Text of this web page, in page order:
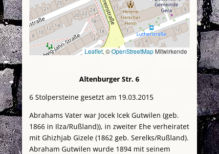
Leaflet, ©OpenStreetMap Mitwirkende
Altenburger Str. 6
6 Stolpersteine gesetzt am 19.03.2015
Abrahams Vater war Jocek Icek Gutwilen (geb.
1866 in Ilza/Rußland)), in zweiter Ehe verheiratet
mit Ghizhjab Gizele (1862 geb. Serelks/Rußland).
Abraham Gutwilen wurde 1894 mit seinem